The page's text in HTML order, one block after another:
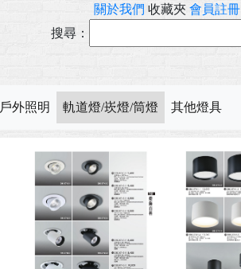
關於我們 收藏夾 會員註冊
搜尋：
戶外照明 軌道燈/崁燈/筒燈 其他燈具